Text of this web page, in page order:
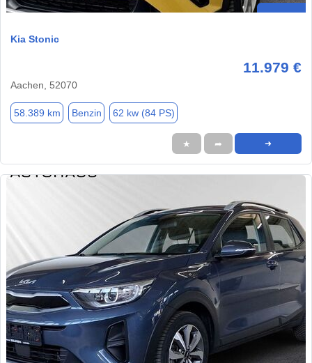
Kia Stonic
11.979 €
Aachen, 52070
58.389 km Benzin 62 kw (84 PS)
★ ➦ ➜